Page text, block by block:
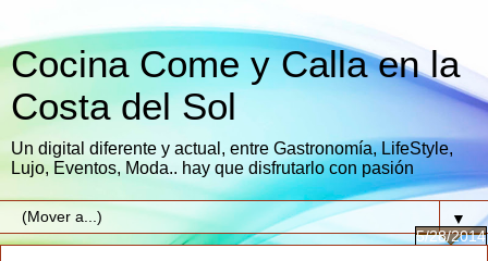
Cocina Come y Calla en la
Costa del Sol
Un digital diferente y actual, entre Gastronomía, LifeStyle,
Lujo, Eventos, Moda.. hay que disfrutarlo con pasión
▼
5/28/2014